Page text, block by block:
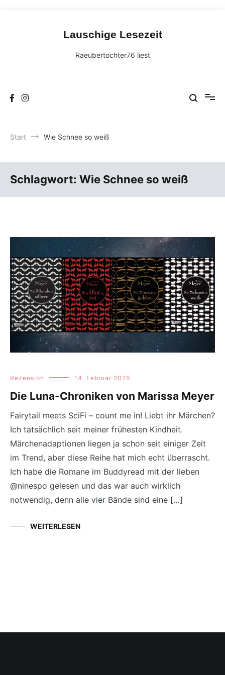
Lauschige Lesezeit
Raeubertochter76 liest
Start Wie Schnee so weiß
Schlagwort: Wie Schnee so weiß
Rezension 14. Februar 2026
Die Luna-Chroniken von Marissa Meyer
Fairytail meets SciFi – count me in! Liebt ihr Märchen?
Ich tatsächlich seit meiner frühesten Kindheit.
Märchenadaptionen liegen ja schon seit einiger Zeit
im Trend, aber diese Reihe hat mich echt überrascht.
Ich habe die Romane im Buddyread mit der lieben
@ninespo gelesen und das war auch wirklich
notwendig, denn alle vier Bände sind eine […]
WEITERLESEN